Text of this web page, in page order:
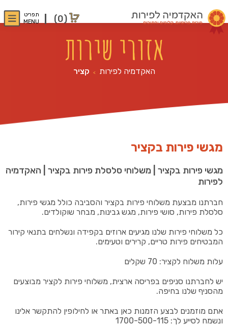
(0)
תפריט
MENU
אזורי שירות
האקדמיה לפירות > קציר
מגשי פירות בקציר
מגשי פירות בקציר | משלוחי סלסלת פירות בקציר | האקדמיה
לפירות
חברתנו מבצעת משלוחי פירות בקציר והסביבה כולל מגשי פירות,
סלסלת פירות, סושי פירות, מגש גבינות, מבחר שוקולדים.
כל משלוחי פירות שלנו מגיעים ארוזים בקפידה ונשלחים בתנאי קירור
המבטיחים פירות טריים, קרירים וטעימים.
עלות משלוח לקציר: 70 שקלים
יש לחברתנו סניפים בפריסה ארצית, משלוחי פירות לקציר מבוצעים
מהסניף שלנו בחיפה.
אתם מוזמנים לבצע הזמנות כאן באתר או לחילופין להתקשר אלינו
ונשמח לסייע לך: 1700-500-115